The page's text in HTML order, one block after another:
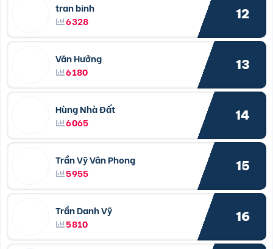
tran binh
6328
12
Văn Hưởng
6180
13
Hùng Nhà Đất
6065
14
Trần Vỹ Vân Phong
5955
15
Trần Danh Vỹ
5810
16